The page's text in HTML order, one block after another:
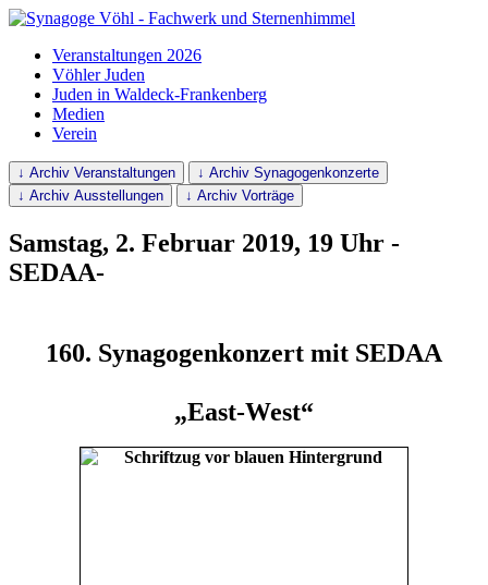
Veranstaltungen 2026
Vöhler Juden
Juden in Waldeck-Frankenberg
Medien
Verein
↓ Archiv Veranstaltungen
↓ Archiv Synagogenkonzerte
↓ Archiv Ausstellungen
↓ Archiv Vorträge
Samstag, 2. Februar 2019, 19 Uhr -
SEDAA-
160. Synagogenkonzert mit SEDAA
„East-West“